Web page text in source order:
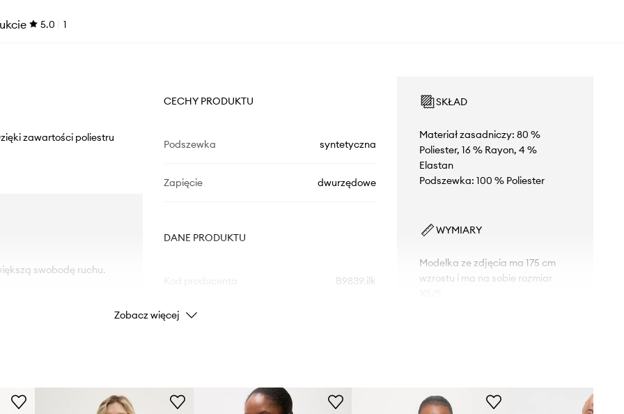
5.0 1
zawartości poliestru
swobodę ruchu.
CECHY PRODUKTU
Podszewka syntetyczna
Zapięcie dwurzędowe
DANE PRODUKTU
B9839.ilk
Kolor
ID Produktu
SKŁAD
Materiał zasadniczy: 80 %
Poliester, 16 % Rayon, 4 %
Elastan
Podszewka: 100 % Poliester
WYMIARY
Modelka ze zdjęcia ma 175 cm
wzrostu i ma na sobie rozmiar
Zobacz więcej